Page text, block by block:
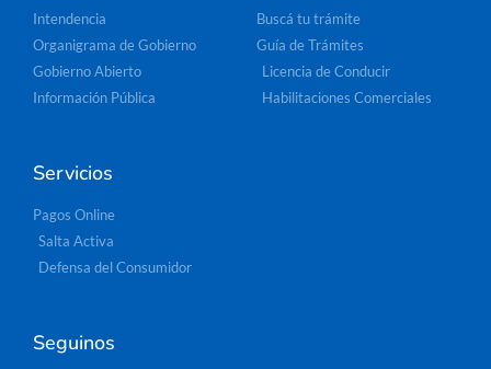
Intendencia
Organigrama de Gobierno
Gobierno Abierto
Información Pública
Buscá tu trámite
Guía de Trámites
Licencia de Conducir
Habilitaciones Comerciales
Servicios
Pagos Online
Salta Activa
Defensa del Consumidor
Seguinos